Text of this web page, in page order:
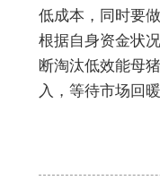
低成本，同时要
根据自身资金状
断淘汰低效能母
入，等待市场回暖